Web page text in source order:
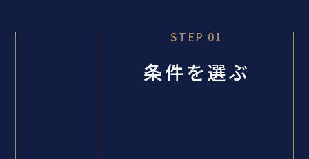
STEP 01
条件を選ぶ